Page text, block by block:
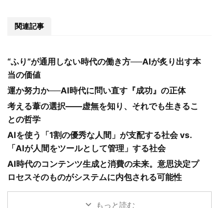
関連記事
“ふり”が通用しない時代の働き方──AIが炙り出す本
当の価値
運か努力か──AI時代に問い直す『成功』の正体
考える葦の選択――虚無を知り、それでも生きるこ
との哲学
AIを使う「1割の優秀な人間」が支配する社会 vs.
「AIが人間をツールとして管理」する社会
AI時代のコンテンツ生成と消費の未来。意思決定プ
ロセスそのものがシステムに内包される可能性
もっと読む